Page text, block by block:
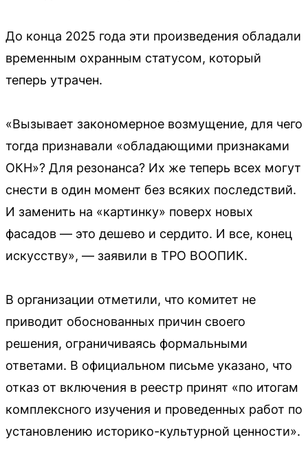
До конца 2025 года эти произведения обладали
временным охранным статусом, который
теперь утрачен.
«Вызывает закономерное возмущение, для чего
тогда признавали «обладающими признаками
ОКН»? Для резонанса? Их же теперь всех могут
снести в один момент без всяких последствий.
И заменить на «картинку» поверх новых
фасадов — это дешево и сердито. И все, конец
искусству», — заявили в ТРО ВООПИК.
В организации отметили, что комитет не
приводит обоснованных причин своего
решения, ограничиваясь формальными
ответами. В официальном письме указано, что
отказ от включения в реестр принят «по итогам
комплексного изучения и проведенных работ по
установлению историко-культурной ценности».